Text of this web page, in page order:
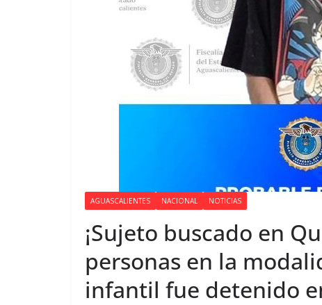
AGUASCALIENTES NACIONAL NOTICIAS
¡Sujeto buscado en
personas en la
infantil fue detenido